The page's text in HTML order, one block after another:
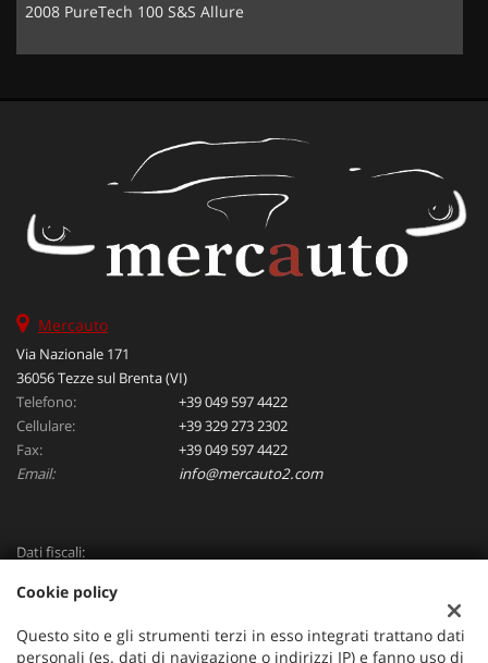
2008 PureTech 100 S&S Allure
Mercauto
Via Nazionale 171
36056 Tezze sul Brenta (VI)
Telefono:
+39 049 597 4422
Cellulare:
+39 329 273 2302
Fax:
+39 049 597 4422
Email:
info@mercauto2.com
Dati fiscali:
Via Nazionale, 171 PD - 36056 Tezze sul Brenta
Registro delle imprese:PD
Cookie policy
Questo sito e gli strumenti terzi in esso integrati trattano dati
personali (es. dati di navigazione o indirizzi IP) e fanno uso di